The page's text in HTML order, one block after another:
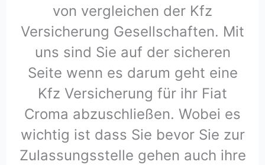
von vergleichen der Kfz
Versicherung Gesellschaften. Mit
uns sind Sie auf der sicheren
Seite wenn es darum geht eine
Kfz Versicherung für ihr Fiat
Croma abzuschließen. Wobei es
wichtig ist dass Sie bevor Sie zur
Zulassungsstelle gehen auch ihre